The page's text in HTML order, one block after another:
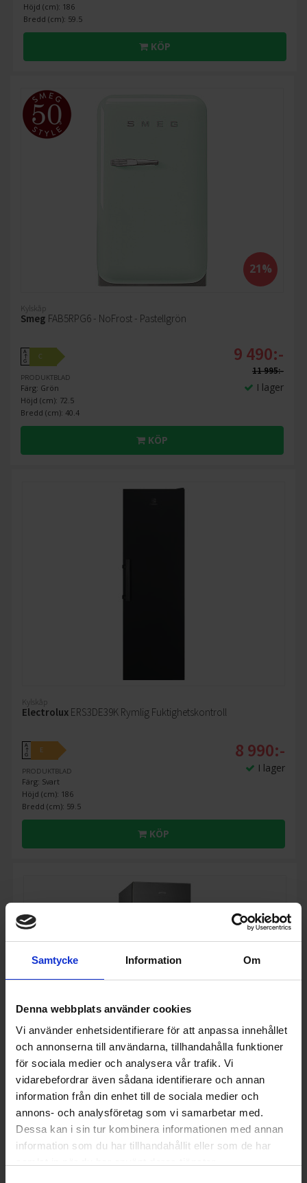
Samtycke Information Om
Denna webbplats använder cookies
Vi använder enhetsidentifierare för att anpassa innehållet
och annonserna till användarna, tillhandahålla funktioner
för sociala medier och analysera vår trafik. Vi
vidarebefordrar även sådana identifierare och annan
information från din enhet till de sociala medier och
annons- och analysföretag som vi samarbetar med.
Dessa kan i sin tur kombinera informationen med annan
information som du har tillhandahållit eller som de har
Höjd (cm): 186
Bredd (cm): 59.5
KÖP
21%
Kylskåp
Smeg FAB5RPG6 - NoFrost - Pastellgrön
A
↑
G
C
PRODUKTBLAD
Färg: Grön
Höjd (cm): 72.5
Bredd (cm): 40.4
9 490:-
11 995:-
I lager
KÖP
Kylskåp
Electrolux ERS3DE39K Rymlig Fuktighetskontroll
A
↑
G
E
PRODUKTBLAD
Färg: Svart
Höjd (cm): 186
Bredd (cm): 59.5
8 990:-
I lager
KÖP
Kylskåp
FS18EV2HX
↑
G
E
PRODUKTBLAD
13 995:-